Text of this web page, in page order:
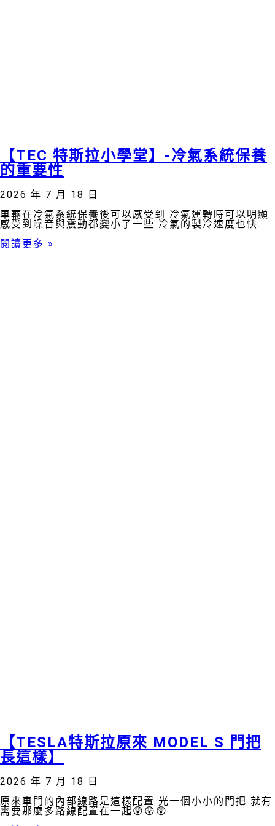
【TEC 特斯拉小學堂】-冷氣系統保養
的重要性
2026 年 7 月 18 日
車輛在冷氣系統保養後可以感受到 冷氣運轉時可以明顯
感受到噪音與震動都變小了一些 冷氣的製冷速度也快上
擔也會減輕一些😎😎😎
閱讀更多 »
【TESLA特斯拉原來 MODEL S 門把
長這樣】
2026 年 7 月 18 日
原來車門的內部線路是這樣配置 光一個小小的門把 就有
需要那麼多路線配置在一起😲😲😲